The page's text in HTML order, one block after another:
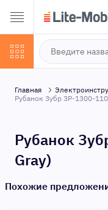
Главная
Рубанок Зубр ЗР-1300-
Рубанок
Gray)
Похожие